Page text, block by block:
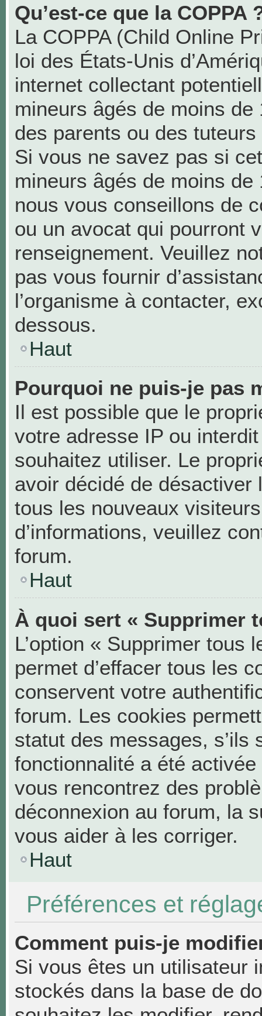
Qu’est-ce que la COPPA
La COPPA (Child Online
loi des États-Unis
internet collectant
mineurs âgés de moins
des parents ou des
Si vous ne savez pas si
mineurs âgés de moins
nous vous conseillons de
ou un avocat qui pourront
renseignement. Veuillez
pas vous fournir
l’organisme à contacter,
dessous.
Haut
Pourquoi ne puis-je pas
Il est possible que le
votre adresse IP ou
souhaitez utiliser. Le
avoir décidé de désactiver
tous les nouveaux
d’informations, veuillez
forum.
Haut
À quoi sert « Supprimer
L’option « Supprimer tous
permet d’effacer tous les
conservent votre
forum. Les cookies
statut des messages,
fonctionnalité a été
vous rencontrez des
déconnexion au forum, la
vous aider à les corriger.
Haut
Préférences et
Comment puis-je
Si vous êtes un utilisateur
stockés dans la base de